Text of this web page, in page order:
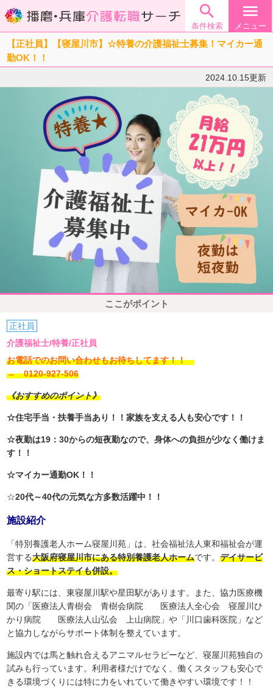

条件検索
menu
メニュー
【正社員】【寝屋川市】☆特養の介護福祉士募集！マイカー通
勤OK！！
2024.10.15更新
ここがポイント
正社員
介護福祉士/特養/正社員
お電話でのお問い合わせもお待ちしてます！！
→ 0120-927-506
《おすすめのポイント》
☆住宅手当・扶養手当あり！！家族を支える人も安心です！！
☆夜勤は19：30からの短夜勤なので、身体への負担が少なく働けま
す！！
☆マイカー通勤OK！！
☆20代～40代の元気な方多数活躍中！！
施設紹介
「特別養護老人ホーム寝屋川苑」は、社会福祉法人東和福祉会が運
営する大阪府寝屋川市にある特別養護老人ホームです。デイサービ
ス・ショートステイも併設。
最寄り駅には、東寝屋川駅や星田駅があります。また、協力医療機
関の「医療法人青樹会 青樹会病院 医療法人全心会 寝屋川ひ
かり病院 医療法人山弘会 上山病院」や「川口歯科医院」など
と協力しながらサポート体制を整えています。
施設内では馬と触れ合えるアニマルセラピーなど、寝屋川苑独自の
試みも行っています。利用者様だけでなく、働くスタッフも安心で
きる環境づくりには特に力をいれていて働きやすい環境です！！